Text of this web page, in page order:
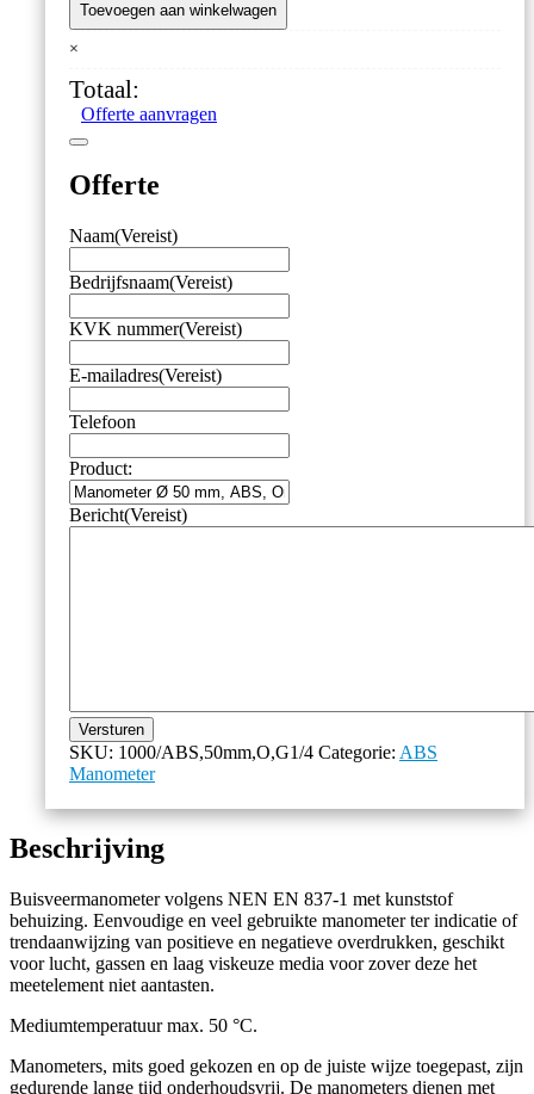
Ø
50
mm,
Onderaansluiting
G1/4
aantal
Toevoegen aan winkelwagen
×
Totaal:
Offerte aanvragen
Offerte
Naam(Vereist)
Bedrijfsnaam(Vereist)
KVK nummer(Vereist)
E-mailadres(Vereist)
Telefoon
Product:
Bericht(Vereist)
Versturen
SKU: 1000/ABS,50mm,O,G1/4 Categorie: ABS
Manometer
Beschrijving
Buisveermanometer volgens NEN EN 837-1 met kunststof
behuizing. Eenvoudige en veel gebruikte manometer ter indicatie of
trendaanwijzing van positieve en negatieve overdrukken, geschikt
voor lucht, gassen en laag viskeuze media voor zover deze het
meetelement niet aantasten.
Mediumtemperatuur max. 50 °C.
Manometers, mits goed gekozen en op de juiste wijze toegepast, zijn
gedurende lange tijd onderhoudsvrij. De manometers dienen met